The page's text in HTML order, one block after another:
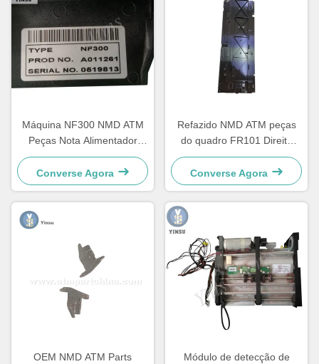
Máquina NF300 NMD ATM
Peças Nota Alimentador
A011261 Para Máquina de
Jogo Kiosk
Converse Agora
Refazido NMD ATM peças
do quadro FR101 Direita
Glory Delarue Talaris
A006322
Converse Agora
OEM NMD ATM Parts
Módulo de detecção de